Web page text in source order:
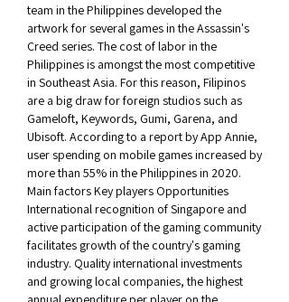
team in the Philippines developed the
artwork for several games in the Assassin's
Creed series. The cost of labor in the
Philippines is amongst the most competitive
in Southeast Asia. For this reason, Filipinos
are a big draw for foreign studios such as
Gameloft, Keywords, Gumi, Garena, and
Ubisoft. According to a report by App Annie,
user spending on mobile games increased by
more than 55% in the Philippines in 2020.
Main factors Key players Opportunities
International recognition of Singapore and
active participation of the gaming community
facilitates growth of the country's gaming
industry. Quality international investments
and growing local companies, the highest